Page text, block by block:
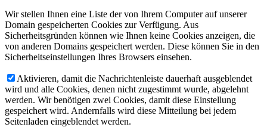
Wir stellen Ihnen eine Liste der von Ihrem Computer auf unserer
Domain gespeicherten Cookies zur Verfügung. Aus
Sicherheitsgründen können wie Ihnen keine Cookies anzeigen, die
von anderen Domains gespeichert werden. Diese können Sie in den
Sicherheitseinstellungen Ihres Browsers einsehen.
Aktivieren, damit die Nachrichtenleiste dauerhaft ausgeblendet
wird und alle Cookies, denen nicht zugestimmt wurde, abgelehnt
werden. Wir benötigen zwei Cookies, damit diese Einstellung
gespeichert wird. Andernfalls wird diese Mitteilung bei jedem
Seitenladen eingeblendet werden.